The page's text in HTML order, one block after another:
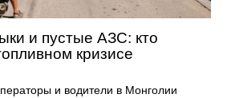
и пустые АЗС: кто
кризисе
и водители в Монголии